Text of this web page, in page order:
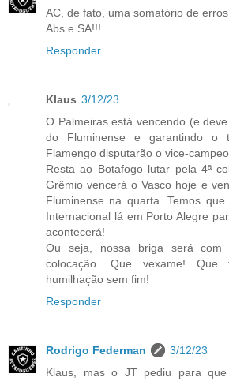
AC, de fato, uma somatório de erros.
Abs e SA!!!
Responder
Klaus 3/12/23
O Palmeiras está vencendo (e
do Fluminense e garantindo
Flamengo disputarão o vice-
Resta ao Botafogo lutar pela 4ª
Grêmio vencerá o Vasco hoje e
Fluminense na quarta. Temos
Internacional lá em Porto Alegre
acontecerá!
Ou seja, nossa briga será com
colocação. Que vexame! Que
humilhação sem fim!
Responder
Rodrigo Federman
3/12/23
Klaus, mas o JT pediu para que